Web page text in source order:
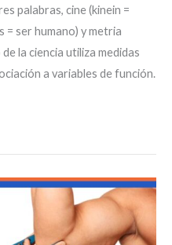
palabras, cine (kinein =
ser humano) y metria
la ciencia utiliza medidas
a variables de función.